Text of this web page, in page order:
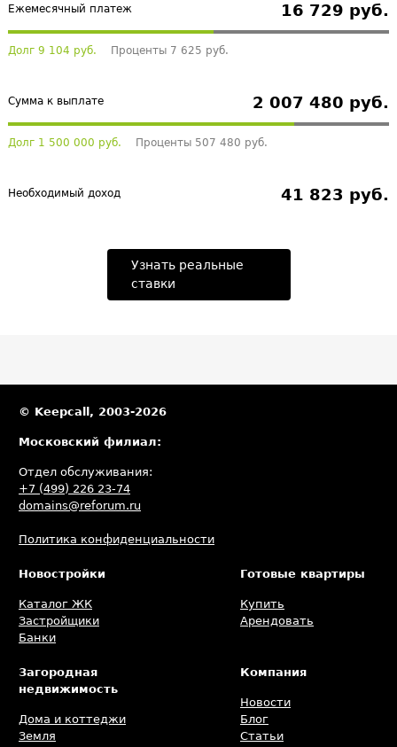
Ежемесячный платеж 16 729 руб.
Долг 9 104 руб. Проценты 7 625 руб.
Сумма к выплате 2 007 480 руб.
Долг 1 500 000 руб. Проценты 507 480 руб.
Необходимый доход 41 823 руб.
Узнать реальные
ставки
© Keepcall, 2003-2026
Московский филиал:
Отдел обслуживания:
+7 (499) 226 23-74
domains@reforum.ru
Политика конфиденциальности
Новостройки
Каталог ЖК
Застройщики
Банки
Готовые квартиры
Купить
Арендовать
Загородная
недвижимость
Дома и коттеджи
Земля
Компания
Новости
Блог
Статьи